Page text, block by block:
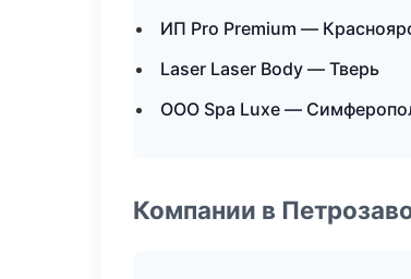
ИП Pro Premium —
Laser Laser Body — Тверь
ООО Spa Luxe —
Компании в